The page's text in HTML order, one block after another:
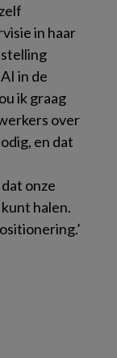
in haar
in de
ik graag
over
en dat
onze
halen.